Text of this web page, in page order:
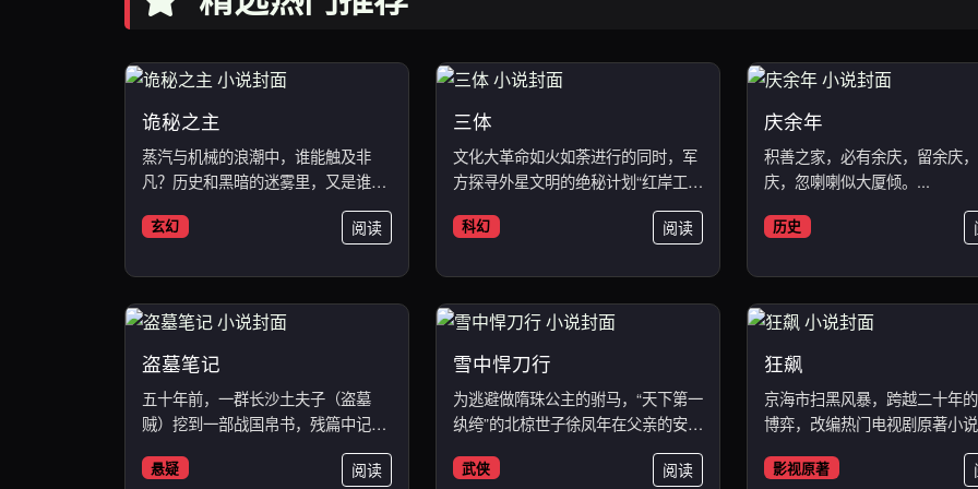
诡秘之主
蒸汽与机械的浪潮中，谁能触及非
凡？历史和黑暗的迷雾里，又是谁在
玄幻 阅读
三体
文化大革命如火如荼进行的同时，军
方探寻外星文明的绝秘计划“红岸工
科幻 阅读
庆余年
积善之家，必有余庆，留余庆
庆，忽喇喇似大厦倾。...
历史
盗墓笔记
五十年前，一群长沙土夫子（盗墓
贼）挖到一部战国帛书，残篇中记载
悬疑 阅读
雪中悍刀行
为逃避做隋珠公主的驸马，“天下第一
纨绔”的北椋世子徐凤年在父亲的安
武侠 阅读
狂飙
京海市扫黑风暴，跨越二十年
博弈，改编热门电视剧原著小
影视原著